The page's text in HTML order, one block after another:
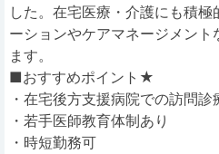
した。在宅医療・介護にも積
ーションやケアマネージメント
ます。
■おすすめポイント★
・在宅後方支援病院での訪問診
・若手医師教育体制あり
・時短勤務可